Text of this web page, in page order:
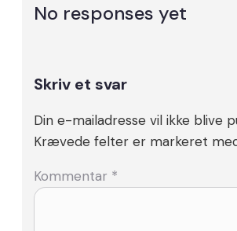
No responses yet
Skriv et svar
Din e-mailadresse vil ikke blive
Krævede felter er markeret
Kommentar *